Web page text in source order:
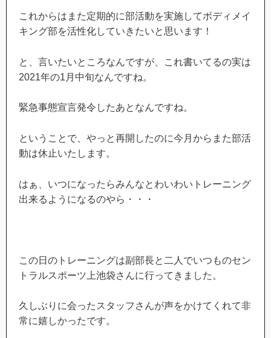
これからはまた定期的に部活動を実施してボディメイ
キング部を活性化していきたいと思います！
と、言いたいところなんですが、これ書いてるの実は
2021年の1月中旬なんですね。
緊急事態宣言発令したあとなんですね。
ということで、やっと再開したのに今月からまた部活
動は休止いたします。
はぁ、いつになったらみんなとわいわいトレーニング
出来るようになるのやら・・・
この日のトレーニングは副部長と二人でいつものセン
トラルスポーツ上池袋さんに行ってきました。
久しぶりに会ったスタッフさんが声をかけてくれて非
常に嬉しかったです。